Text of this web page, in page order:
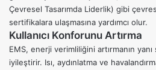
Çevresel Tasarımda Liderlik) gibi
sertifikalara ulaşmasına yardımcı olur.
Kullanıcı Konforunu Artırma
EMS, enerji verimliliğini artırmanın
iyileştirir. Isı, aydınlatma ve